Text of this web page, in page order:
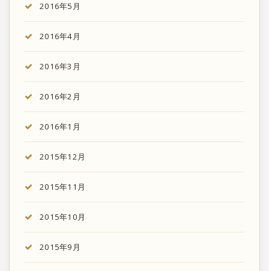
2016年5月
2016年4月
2016年3月
2016年2月
2016年1月
2015年12月
2015年11月
2015年10月
2015年9月